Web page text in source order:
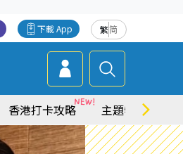
繁简
下載 App
香港打卡攻略 主題特集